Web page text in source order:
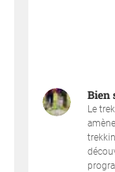
Bien
Le